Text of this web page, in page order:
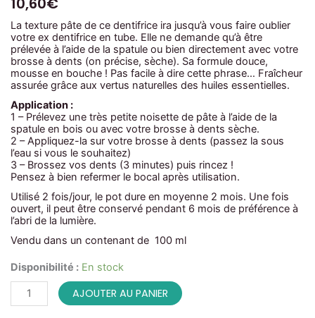
La texture pâte de ce dentifrice ira jusqu’à vous faire oublier
votre ex dentifrice en tube. Elle ne demande qu’à être
prélevée à l’aide de la spatule ou bien directement avec votre
brosse à dents (on précise, sèche). Sa formule douce,
mousse en bouche ! Pas facile à dire cette phrase… Fraîcheur
assurée grâce aux vertus naturelles des huiles essentielles.
Application :
1 – Prélevez une très petite noisette de pâte à l’aide de la
spatule en bois ou avec votre brosse à dents sèche.
2 – Appliquez-la sur votre brosse à dents (passez la sous
l’eau si vous le souhaitez)
3 – Brossez vos dents (3 minutes) puis rincez !
Pensez à bien refermer le bocal après utilisation.
Utilisé 2 fois/jour, le pot dure en moyenne 2 mois. Une fois
ouvert, il peut être conservé pendant 6 mois de préférence à
l’abri de la lumière.
Vendu dans un contenant de 100 ml
Disponibilité : En stock
quantité
de
Dentifrice
menthe
AJOUTER AU PANIER